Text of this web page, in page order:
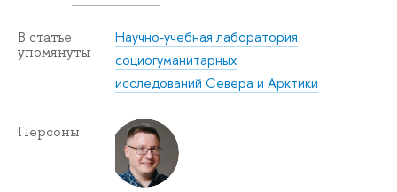
В статье
упомянуты
Научно-учебная лаборатория
социогуманитарных
исследований Севера и Арктики
Персоны